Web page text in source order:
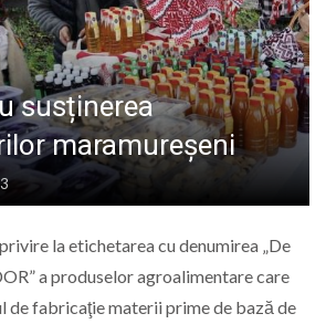
susținerea
maramureșeni
la etichetarea cu denumirea „De
a produselor agroalimentare care
de fabricaţie materii prime de bază de